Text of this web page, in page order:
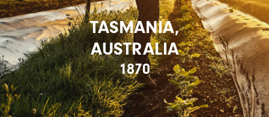
TASMANIA,
AUSTRALIA
1870